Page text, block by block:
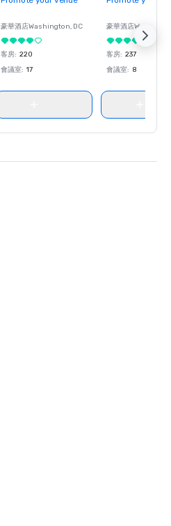
豪華酒店Washington, DC
客房: 220
會議室: 17
豪華酒店
客房: 237
會議室: 8